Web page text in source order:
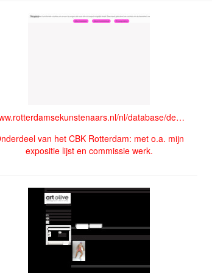
www.rotterdamsekunstenaars.nl/nl/database/details/
van het CBK Rotterdam: met o.a. mijn
expositie lijst en commissie werk.